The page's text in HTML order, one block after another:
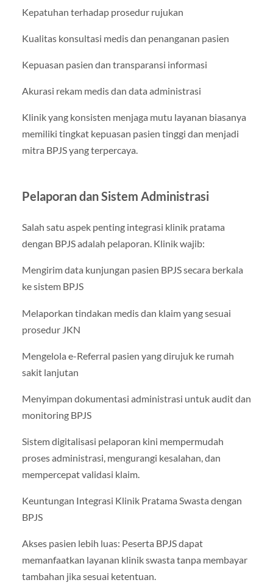
Kepatuhan terhadap prosedur rujukan
Kualitas konsultasi medis dan penanganan pasien
Kepuasan pasien dan transparansi informasi
Akurasi rekam medis dan data administrasi
Klinik yang konsisten menjaga mutu layanan biasanya
memiliki tingkat kepuasan pasien tinggi dan menjadi
mitra BPJS yang terpercaya.
Pelaporan dan Sistem Administrasi
Salah satu aspek penting integrasi klinik pratama
dengan BPJS adalah pelaporan. Klinik wajib:
Mengirim data kunjungan pasien BPJS secara berkala
ke sistem BPJS
Melaporkan tindakan medis dan klaim yang sesuai
prosedur JKN
Mengelola e-Referral pasien yang dirujuk ke rumah
sakit lanjutan
Menyimpan dokumentasi administrasi untuk audit dan
monitoring BPJS
Sistem digitalisasi pelaporan kini mempermudah
proses administrasi, mengurangi kesalahan, dan
mempercepat validasi klaim.
Keuntungan Integrasi Klinik Pratama Swasta dengan
BPJS
Akses pasien lebih luas: Peserta BPJS dapat
memanfaatkan layanan klinik swasta tanpa membayar
tambahan jika sesuai ketentuan.